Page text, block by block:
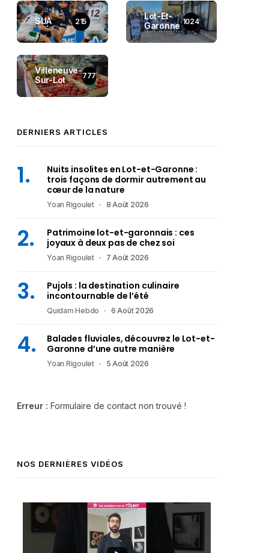
SUA 215
Lot-Et-
Garonne 1024
Villeneuve-
Sur-Lot
777
DERNIERS ARTICLES
Nuits insolites en Lot-et-Garonne :
trois façons de dormir autrement au
cœur de la nature
Yoan Rigoulet 8 Août 2026
Patrimoine lot-et-garonnais : ces
joyaux à deux pas de chez soi
Yoan Rigoulet 7 Août 2026
Pujols : la destination culinaire
incontournable de l’été
Quidam Hebdo 6 Août 2026
Balades fluviales, découvrez le Lot-et-
Garonne d’une autre manière
Yoan Rigoulet 5 Août 2026
Erreur : Formulaire de contact non trouvé !
NOS DERNIÈRES VIDÉOS